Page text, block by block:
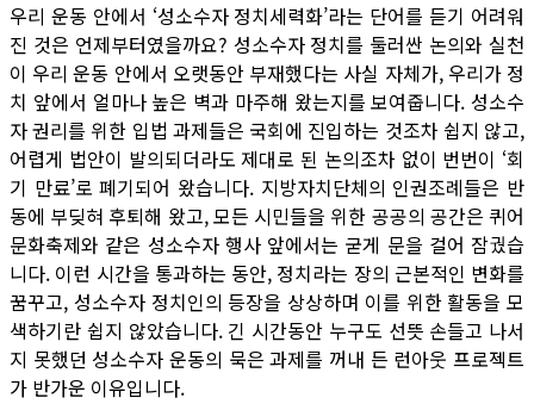
우리 운동 안에서 ‘성소수자 정치세력화’라는 단어를 듣기 어려워
진 것은 언제부터였을까요? 성소수자 정치를 둘러싼 논의와 실천
이 우리 운동 안에서 오랫동안 부재했다는 사실 자체가, 우리가 정
치 앞에서 얼마나 높은 벽과 마주해 왔는지를 보여줍니다. 성소수
자 권리를 위한 입법 과제들은 국회에 진입하는 것조차 쉽지 않고,
어렵게 법안이 발의되더라도 제대로 된 논의조차 없이 번번이 ‘회
기 만료’로 폐기되어 왔습니다. 지방자치단체의 인권조례들은 반
동에 부딪혀 후퇴해 왔고, 모든 시민들을 위한 공공의 공간은 퀴어
문화축제와 같은 성소수자 행사 앞에서는 굳게 문을 걸어 잠궜습
니다. 이런 시간을 통과하는 동안, 정치라는 장의 근본적인 변화를
꿈꾸고, 성소수자 정치인의 등장을 상상하며 이를 위한 활동을 모
색하기란 쉽지 않았습니다. 긴 시간동안 누구도 선뜻 손들고 나서
지 못했던 성소수자 운동의 묵은 과제를 꺼내 든 런아웃 프로젝트
가 반가운 이유입니다.